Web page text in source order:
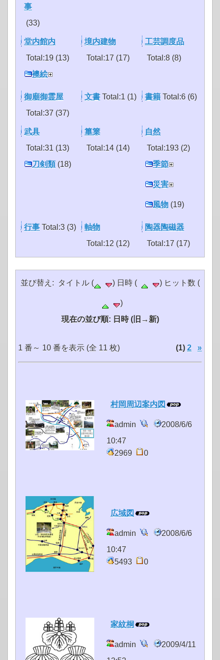
事
(33)
堂内館内
Total:19 (13)
襖絵
境内建物
Total:17 (17)
工芸調度品
Total:8 (8)
御廟御霊屋
Total:37 (37)
文書 Total:1 (1) 書籍 Total:6 (6)
武具
Total:31 (13)
刀剣類(18)
篳篥
Total:14 (14)
自然
Total:193 (2)
季節
災害
風物 (19)
行事 Total:3 (3)
軸物
Total:12 (12)
陶器陶磁器
Total:17 (17)
並び替え: タイトル ( ) 日時 ( ) ヒット数 (
)
現在の並び順: 日時 (旧→新)
1 番～ 10 番を表示 (全 11 枚) (1) 2 »
村岡周辺案内図
admin
2008/6/6
10:47
2969
0
広域図
admin
2008/6/6
10:47
5493
0
家紋桐
admin
2009/4/11